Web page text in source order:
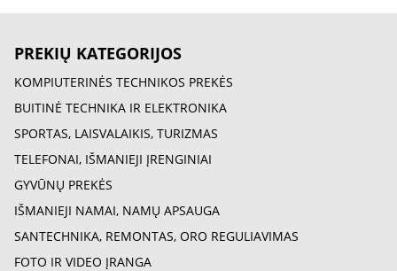
PREKIŲ KATEGORIJOS
KOMPIUTERINĖS TECHNIKOS PREKĖS
BUITINĖ TECHNIKA IR ELEKTRONIKA
SPORTAS, LAISVALAIKIS, TURIZMAS
TELEFONAI, IŠMANIEJI ĮRENGINIAI
GYVŪNŲ PREKĖS
IŠMANIEJI NAMAI, NAMŲ APSAUGA
SANTECHNIKA, REMONTAS, ORO REGULIAVIMAS
FOTO IR VIDEO ĮRANGA